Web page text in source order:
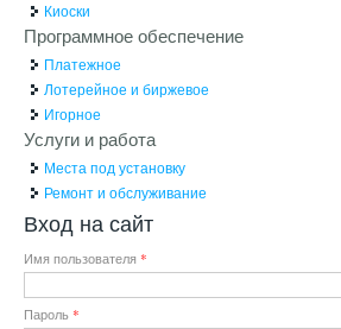
Киоски
Программное обеспечение
Платежное
Лотерейное и биржевое
Игорное
Услуги и работа
Места под установку
Ремонт и обслуживание
Вход на сайт
Имя пользователя *
Пароль *